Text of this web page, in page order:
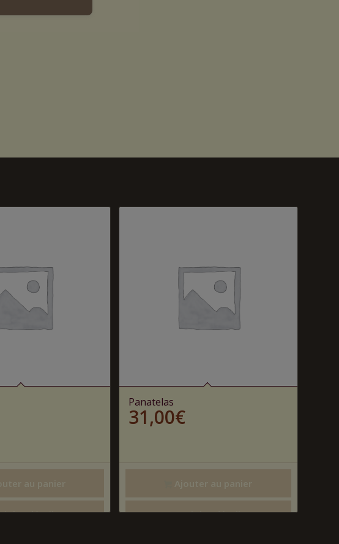
les détails
Panatelas
31,00€
Voir les détails